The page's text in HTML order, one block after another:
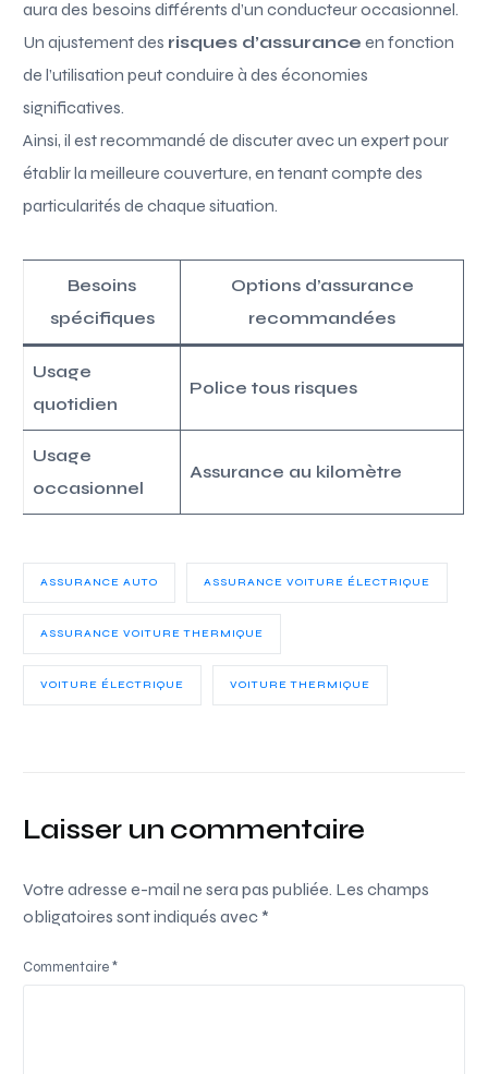
aura des besoins différents d’un conducteur occasionnel.
Un ajustement des risques d’assurance en fonction
de l’utilisation peut conduire à des économies
significatives.
Ainsi, il est recommandé de discuter avec un expert pour
établir la meilleure couverture, en tenant compte des
particularités de chaque situation.
Besoins
spécifiques
Options d’assurance
recommandées
Usage
quotidien
Police tous risques
Usage
occasionnel
Assurance au kilomètre
ASSURANCE AUTO ASSURANCE VOITURE ÉLECTRIQUE
ASSURANCE VOITURE THERMIQUE
VOITURE ÉLECTRIQUE VOITURE THERMIQUE
Laisser un commentaire
Votre adresse e-mail ne sera pas publiée. Les champs
obligatoires sont indiqués avec *
Commentaire*